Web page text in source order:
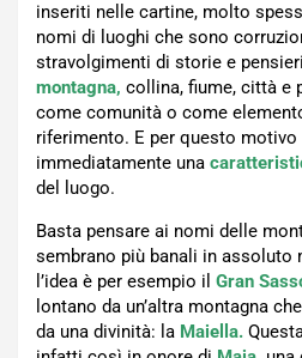
inseriti nelle cartine, molto
nomi di luoghi che sono
stravolgimenti di storie e
montagna, collina, fiume, città e
come comunità o come
riferimento. E per questo
immediatamente una
del luogo.
Basta pensare ai nomi delle
sembrano più banali in assoluto
l’idea è per esempio il Gran
lontano da un’altra montagna
da una divinità: la Maiella.